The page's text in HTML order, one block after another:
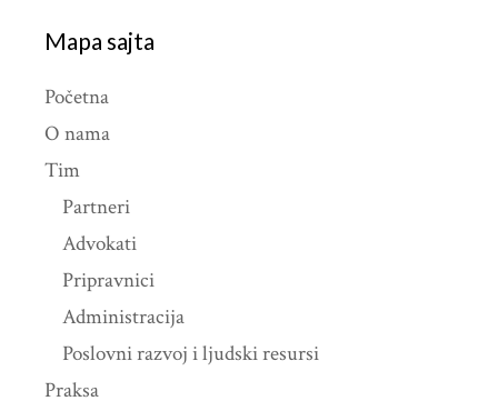
Mapa sajta
Početna
O nama
Tim
Partneri
Advokati
Pripravnici
Administracija
Poslovni razvoj i ljudski resursi
Praksa